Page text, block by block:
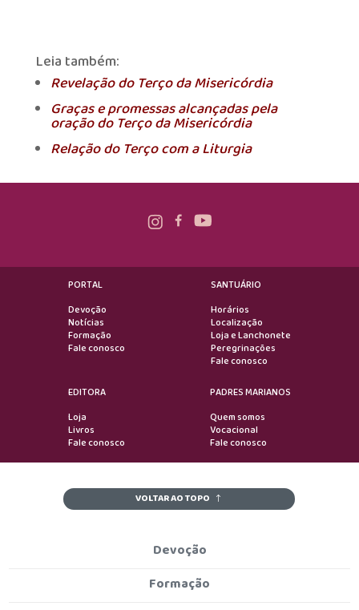
Leia também:
Revelação do Terço da Misericórdia
Graças e promessas alcançadas pela
oração do Terço da Misericórdia
Relação do Terço com a Liturgia
PORTAL
Devoção
Notícias
Formação
Fale conosco
SANTUÁRIO
Horários
Localização
Loja e Lanchonete
Peregrinações
Fale conosco
EDITORA
Loja
Livros
Fale conosco
PADRES MARIANOS
Quem somos
Vocacional
Fale conosco
VOLTAR AO TOPO
Devoção
Formação